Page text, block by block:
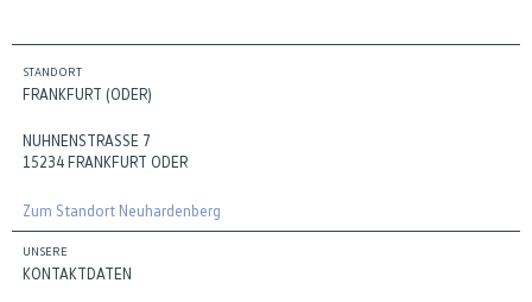
STANDORT
FRANKFURT (ODER)
NUHNENSTRASSE 7
15234 FRANKFURT ODER
Zum Standort Neuhardenberg
UNSERE
KONTAKTDATEN